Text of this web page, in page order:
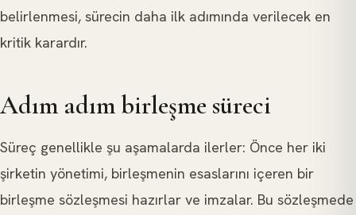
belirlenmesi, sürecin daha ilk adımında verilecek en
kritik karardır.
Adım adım birleşme süreci
Süreç genellikle şu aşamalarda ilerler: Önce her iki
şirketin yönetimi, birleşmenin esaslarını içeren bir
birleşme sözleşmesi hazırlar ve imzalar. Bu sözleşmede